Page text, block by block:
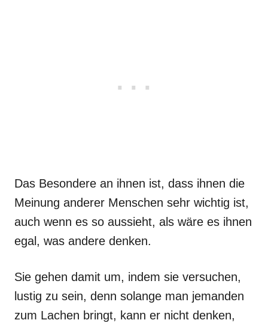
Das Besondere an ihnen ist, dass ihnen die
Meinung anderer Menschen sehr wichtig ist,
auch wenn es so aussieht, als wäre es ihnen
egal, was andere denken.
Sie gehen damit um, indem sie versuchen,
lustig zu sein, denn solange man jemanden
zum Lachen bringt, kann er nicht denken,